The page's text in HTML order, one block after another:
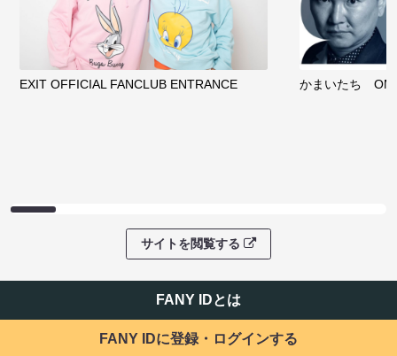
EXIT OFFICIAL FANCLUB ENTRANCE かまいたち
サイトを閲覧する
FANY IDとは
FANY IDに登録・ログインする